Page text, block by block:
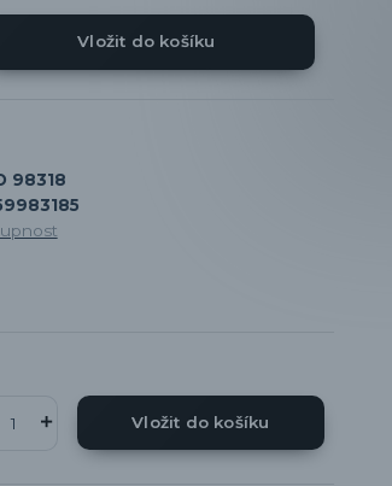
Vložit do košíku
98318
Vložit do košíku